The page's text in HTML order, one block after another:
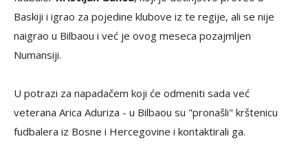
Baskiji i igrao za pojedine klubove iz te regije, ali se nije
naigrao u Bilbaou i već je ovog meseca pozajmljen
Numansiji.
U potrazi za napadačem koji će odmeniti sada već
veterana Arica Aduriza - u Bilbaou su "pronašli" krštenicu
fudbalera iz Bosne i Hercegovine i kontaktirali ga.